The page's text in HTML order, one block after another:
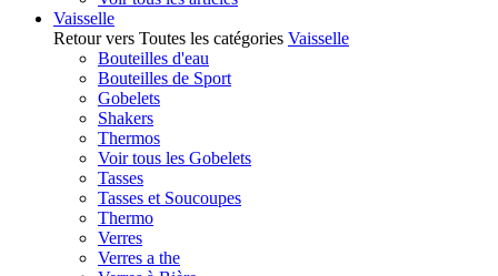
Vaisselle
Retour vers Toutes les catégories Vaisselle
Bouteilles d'eau
Bouteilles de Sport
Gobelets
Shakers
Thermos
Voir tous les Gobelets
Tasses
Tasses et Soucoupes
Thermo
Verres
Verres a the